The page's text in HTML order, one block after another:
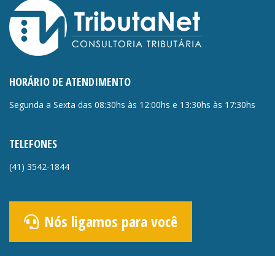
HORÁRIO DE ATENDIMENTO
Segunda a Sexta das 08:30hs às 12:00hs e 13:30hs às 17:30hs
TELEFONES
(41) 3542-1844
Nós ligamos para você